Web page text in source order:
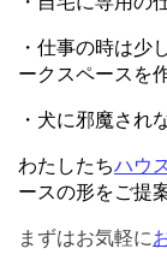
・仕事の時は少
ークスペースを
・犬に邪魔され
わたしたちハウ
ースの形をご提
まずはお気軽に